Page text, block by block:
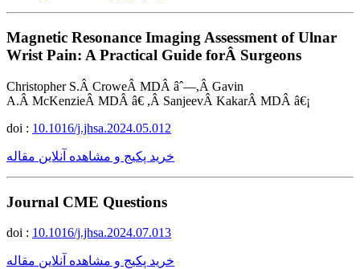
Magnetic Resonance Imaging Assessment of Ulnar
Wrist Pain: A Practical Guide forÂ Surgeons
Christopher S.Â CroweÂ MDÂ âˆ—,Â Gavin
A.Â McKenzieÂ MDÂ â€ ,Â SanjeevÂ KakarÂ MDÂ â€¡
doi : 10.1016/j.jhsa.2024.05.012
خرید پکیج و مشاهده آنلاین مقاله
Journal CME Questions
doi : 10.1016/j.jhsa.2024.07.013
خرید پکیج و مشاهده آنلاین مقاله